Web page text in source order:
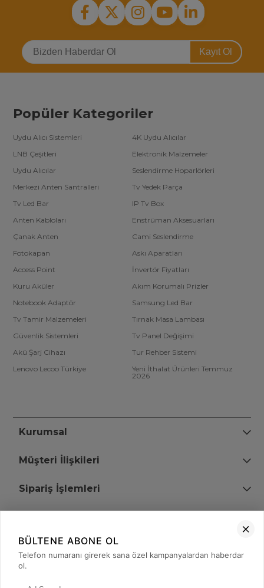
Kayıt Ol
Popüler Kategoriler
Uydu Alıcı Sistemleri
4K Uydu Alıcılar
LNB Çeşitleri
Elektronik Malzemeler
Uydu Alıcılar
Seslendirme Hoparlörleri
Merkezi Anten Santralleri
Tv Yedek Parça
Tv Led Bar
IP Tv Box
Anten Kabloları
Enstrüman Aksesuarları
Çanak Anten
Cami Seslendirme
Fotokapan
Askı Aparatları
Access Point
İnvertör Fiyatları
Kuru Aküler
Akım Korumalı Prizler
Notebook Adaptör
Samsung Led Bar
Tv Tamir Malzemeleri
Tırnak Masa Lambası
Güvenlik Sistemleri
Tv Panel Değişimi
Akü Şarj Cihazı
Tur Rehber Sistemi
Lenovo Lecoo Türkiye
Yeni İthalat Ürünleri Temmuz
2026
Kurumsal
Müşteri İlişkileri
Sipariş İşlemleri
+90 (850) 473 08 08
BÜLTENE ABONE OL
Telefon numaranı girerek sana özel kampanyalardan haberdar
ol.